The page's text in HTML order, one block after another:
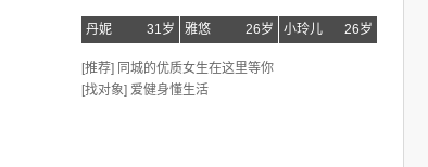
丹妮 31岁 雅悠 26岁 小玲儿 26岁
[推荐] 同城的优质女生在这里等你
[找对象] 爱健身懂生活